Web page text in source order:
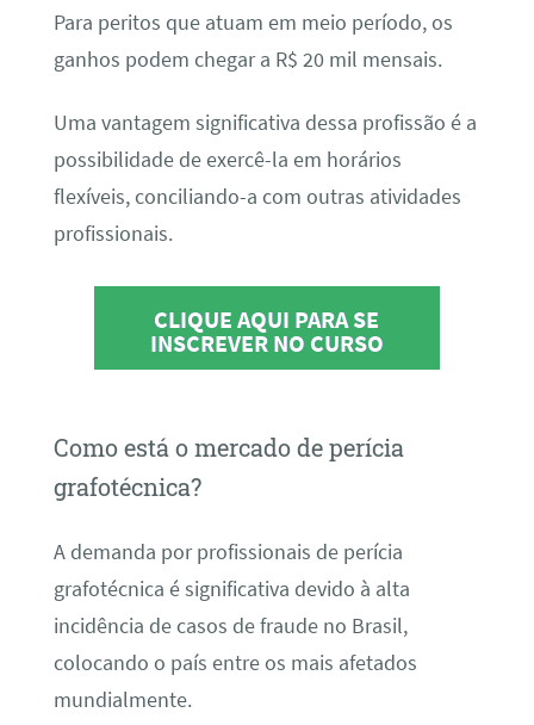
Para peritos que atuam em meio período, os
ganhos podem chegar a R$ 20 mil mensais.
Uma vantagem significativa dessa profissão é a
possibilidade de exercê-la em horários
flexíveis, conciliando-a com outras atividades
profissionais.
CLIQUE AQUI PARA SE
INSCREVER NO CURSO
Como está o mercado de perícia
grafotécnica?
A demanda por profissionais de perícia
grafotécnica é significativa devido à alta
incidência de casos de fraude no Brasil,
colocando o país entre os mais afetados
mundialmente.